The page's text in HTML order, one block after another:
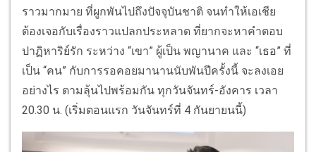
ราวมากมาย ที่ผูกพันไปถึงปัจจุบันชาติ จนทำให้เอเชีย
ต้องเจอกับเรื่องราวแปลกประหลาด ที่ยากจะหาคำตอบ
ปาฏิหาริย์รัก ระหว่าง “เขา” ผู้เป็น พญานาค และ “เธอ” ที่
เป็น “คน” กับการรอคอยมานานนับพันปีครั้งนี้ จะลงเอย
อย่างไร ตามลุ้นไปพร้อมกัน ทุกวันจันทร์-อังคาร เวลา
20.30 น. (เริ่มตอนแรก วันจันทร์ที่ 4 กันยายนนี้)